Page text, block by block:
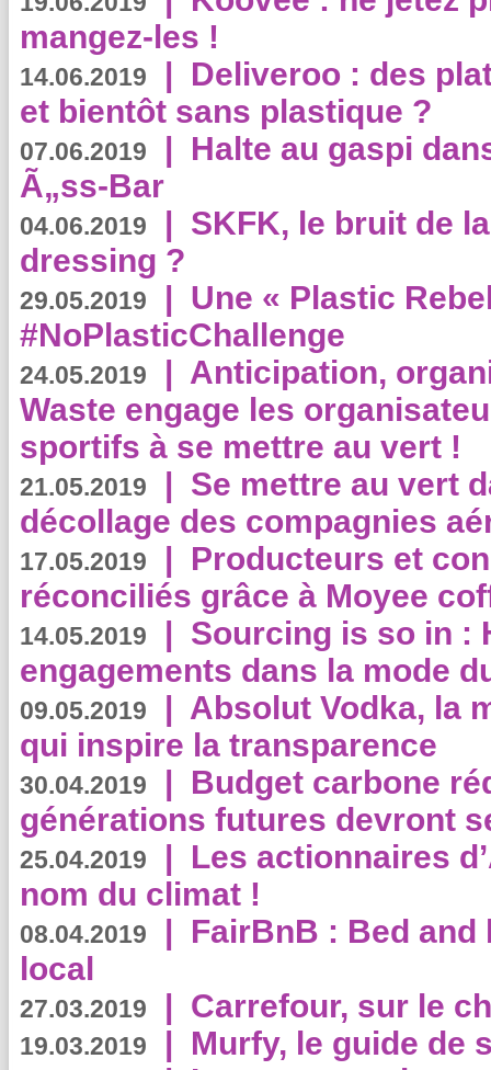
mangez-les !
14.06.2019 | Deliveroo : des
et bientôt sans plastique ?
07.06.2019 | Halte au gaspi
Ã„ss-Bar
04.06.2019 | SKFK, le bruit de
dressing ?
29.05.2019 | Une « Plastic
#NoPlasticChallenge
24.05.2019 | Anticipation,
Waste engage les
sportifs à se mettre au vert !
21.05.2019 | Se mettre au vert
décollage des compagnies
17.05.2019 | Producteurs et
réconciliés grâce à Moyee
14.05.2019 | Sourcing is so in :
engagements dans la mode
09.05.2019 | Absolut Vodka, la
qui inspire la transparence
30.04.2019 | Budget carbone
générations futures devront
25.04.2019 | Les actionnaires
nom du climat !
08.04.2019 | FairBnB : Bed
local
27.03.2019 | Carrefour, sur le
19.03.2019 | Murfy, le guide de